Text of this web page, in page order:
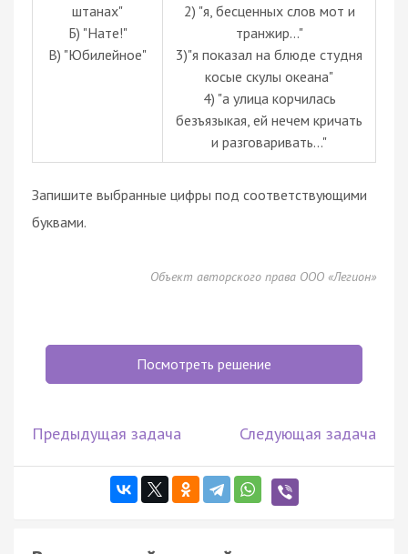
штанах"
Б) "Нате!"
В) "Юбилейное"
2) "я, бесценных слов мот и
транжир..."
3)"я показал на блюде студня
косые скулы океана"
4) "а улица корчилась
безъязыкая, ей нечем кричать
и разговаривать..."
Запишите выбранные цифры под соответствующими
буквами.
Объект авторского права ООО «Легион»
Посмотреть решение
Предыдущая задача Следующая задача